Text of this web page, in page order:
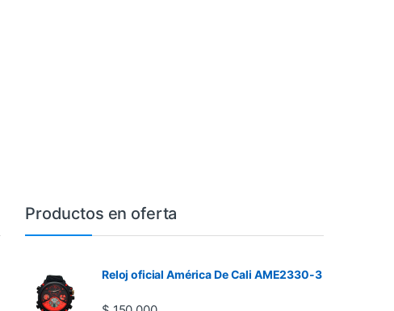
Productos en oferta
Reloj oficial América De Cali AME2330-3